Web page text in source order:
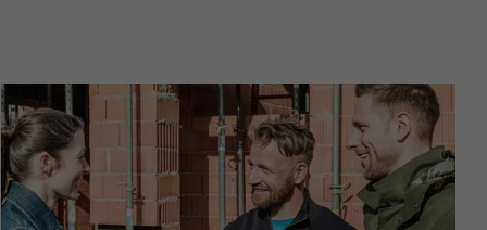
Daten
Websites
von